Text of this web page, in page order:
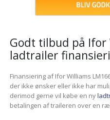
Godt tilbud på Ifor
ladtrailer
Finansiering af Ifor Williams
der ikke ønsker eller ikke har
derimod gerne vil købe en ny
betalingen af traileren over en